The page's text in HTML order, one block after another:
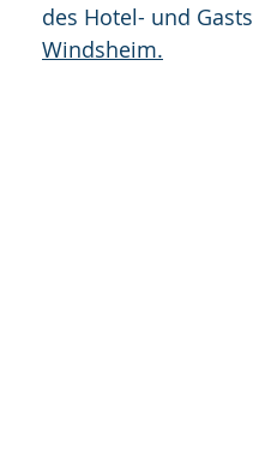
des Hotel- und
Windsheim.